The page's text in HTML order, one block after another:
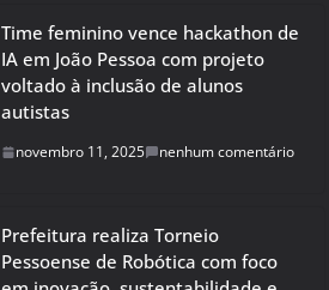
Time feminino vence hackathon de
IA em João Pessoa com projeto
voltado à inclusão de alunos
autistas
novembro 11, 2025 nenhum comentário
Prefeitura realiza Torneio
Pessoense de Robótica com foco